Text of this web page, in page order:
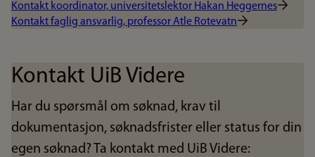
Kontakt koordinator, universitetslektor Hakan Heggernes
Kontakt faglig ansvarlig, professor Atle Rotevatn
Kontakt UiB Videre
Har du spørsmål om søknad, krav til
dokumentasjon, søknadsfrister eller status for din
egen søknad? Ta kontakt med UiB Videre: